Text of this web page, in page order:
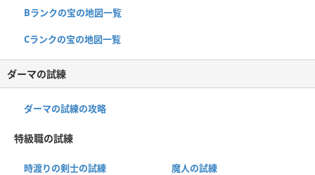
Bランクの宝の地図一覧
Cランクの宝の地図一覧
ダーマの試練
ダーマの試練の攻略
特級職の試練
時渡りの剣士の試練 魔人の試練